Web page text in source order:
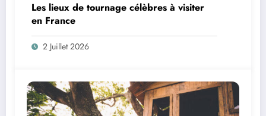
Les lieux de tournage célèbres à visiter
en France
2 Juillet 2026